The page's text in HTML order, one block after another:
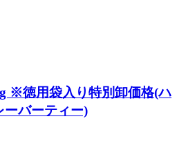
※徳用袋入り特別卸価格(ハ
ーバーティー)